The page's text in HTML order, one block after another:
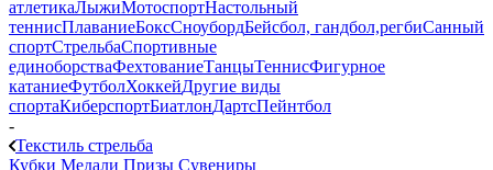
атлетикаЛыжиМотоспортНастольный
теннисПлаваниеБоксСноубордБейсбол, гандбол,регбиСанный
спортСтрельбаСпортивные
единоборстваФехтованиеТанцыТеннисФигурное
катаниеФутболХоккейДругие виды
спортаКиберспортБиатлонДартсПейнтбол
-
Текстиль стрельба
Кубки Медали Призы Сувениры